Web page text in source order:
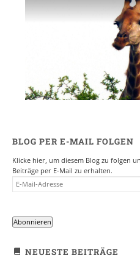
BLOG PER E-MAIL FOLGEN
Klicke hier, um diesem Blog zu folgen
Beiträge per E-Mail zu erhalten.
E-
MAIL-
Abonnieren
NEUESTE BEITRÄGE